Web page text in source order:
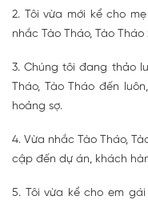
2. Tôi vừa mới kể cho
nhắc Tào Tháo, Tào
3. Chúng tôi đang thảo
Tháo, Tào Tháo đến
hoảng sợ.
4. Vừa nhắc Tào Tháo,
cập đến dự án, khách
5. Tôi vừa kể cho em